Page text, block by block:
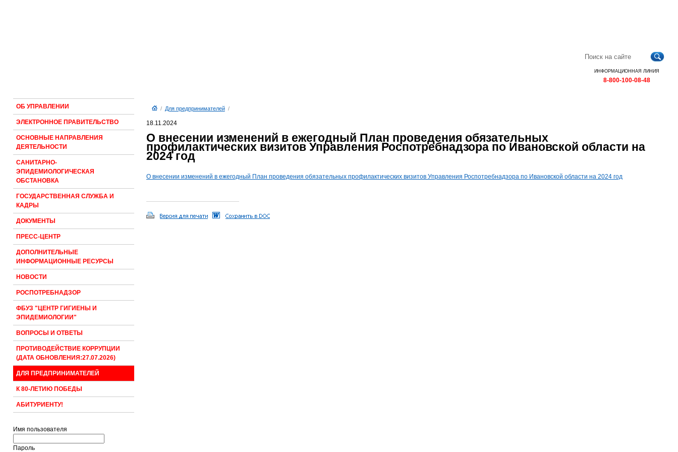
сайта
RSS
ИНФОРМАЦИОННАЯ ЛИНИЯ
8-800-100-08-48
ОБ УПРАВЛЕНИИ
ЭЛЕКТРОННОЕ ПРАВИТЕЛЬСТВО
ОСНОВНЫЕ НАПРАВЛЕНИЯ
ДЕЯТЕЛЬНОСТИ
САНИТАРНО-
ЭПИДЕМИОЛОГИЧЕСКАЯ
ОБСТАНОВКА
ГОСУДАРСТВЕННАЯ СЛУЖБА И
КАДРЫ
ДОКУМЕНТЫ
ПРЕСС-ЦЕНТР
ДОПОЛНИТЕЛЬНЫЕ
ИНФОРМАЦИОННЫЕ РЕСУРСЫ
НОВОСТИ
РОСПОТРЕБНАДЗОР
ФБУЗ "ЦЕНТР ГИГИЕНЫ И
ЭПИДЕМИОЛОГИИ"
ВОПРОСЫ И ОТВЕТЫ
ПРОТИВОДЕЙСТВИЕ КОРРУПЦИИ
(ДАТА ОБНОВЛЕНИЯ:27.07.2026)
ДЛЯ ПРЕДПРИНИМАТЕЛЕЙ
К 80-ЛЕТИЮ ПОБЕДЫ
АБИТУРИЕНТУ!
Имя пользователя
Пароль
/ Для предпринимателей/
18.11.2024
О внесении изменений в ежегодный План проведения обязательных
профилактических визитов Управления Роспотребнадзора по Ивановской области на
2024 год
О внесении изменений в ежегодный План проведения обязательных профилактических визитов Управления Роспотребнадзора по Ивановской области на 2024 год